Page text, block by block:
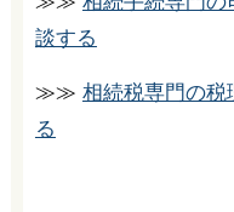
談する
≫≫ 相続税専門の税
る